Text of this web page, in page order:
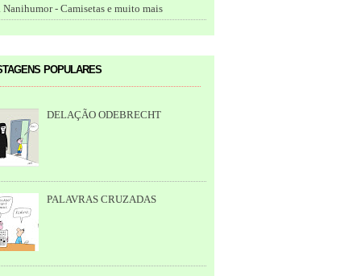
- Camisetas e muito mais
populares
DELAÇÃO ODEBRECHT
PALAVRAS CRUZADAS